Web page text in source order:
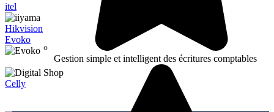
Gestion simple et intelligent des écritures comptables
itel
Hikvision
Evoko
Celly